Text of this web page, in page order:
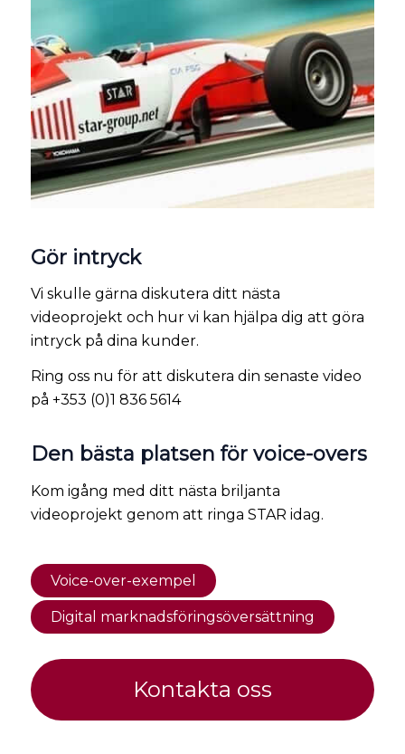
Gör intryck
Vi skulle gärna diskutera ditt nästa
videoprojekt och hur vi kan hjälpa dig att göra
intryck på dina kunder.
Ring oss nu för att diskutera din senaste video
på +353 (0)1 836 5614
Den bästa platsen för voice-overs
Kom igång med ditt nästa briljanta
videoprojekt genom att ringa STAR idag.
Voice-over-exempel
Digital marknadsföringsöversättning
Kontakta oss